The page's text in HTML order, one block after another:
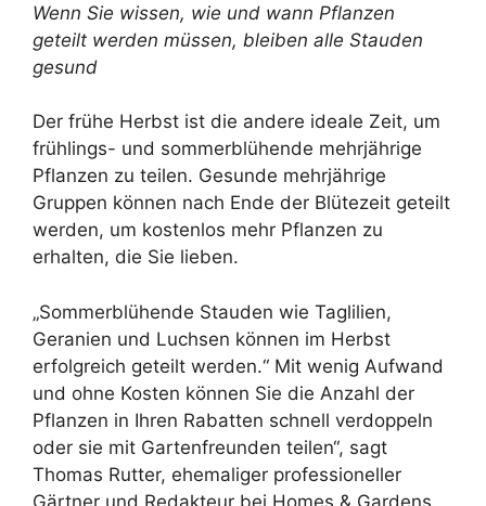
Wenn Sie wissen, wie und wann Pflanzen
geteilt werden müssen, bleiben alle Stauden
gesund
Der frühe Herbst ist die andere ideale Zeit, um
frühlings- und sommerblühende mehrjährige
Pflanzen zu teilen. Gesunde mehrjährige
Gruppen können nach Ende der Blütezeit geteilt
werden, um kostenlos mehr Pflanzen zu
erhalten, die Sie lieben.
„Sommerblühende Stauden wie Taglilien,
Geranien und Luchsen können im Herbst
erfolgreich geteilt werden.“ Mit wenig Aufwand
und ohne Kosten können Sie die Anzahl der
Pflanzen in Ihren Rabatten schnell verdoppeln
oder sie mit Gartenfreunden teilen“, sagt
Thomas Rutter, ehemaliger professioneller
Gärtner und Redakteur bei Homes & Gardens.